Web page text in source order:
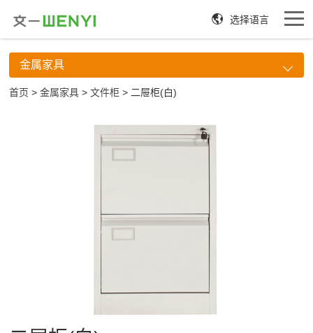
选择语言
金属家具
首页 >金属家具 >文件柜 > 二屉柜(白)